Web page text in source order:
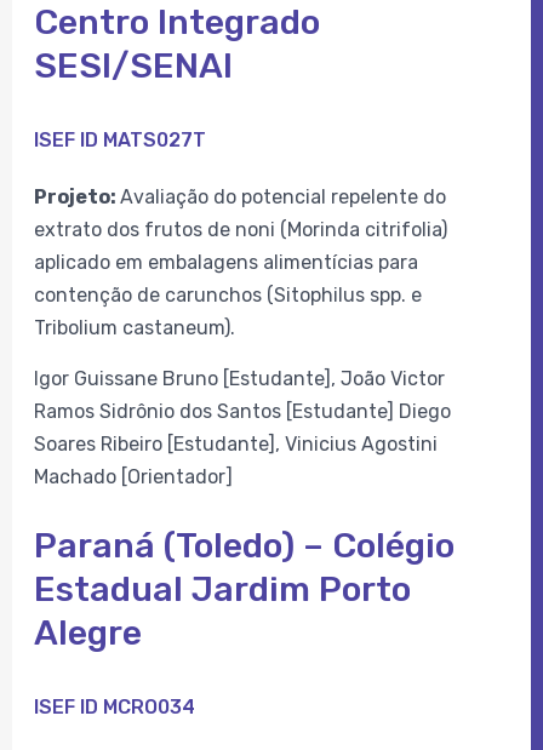
Centro Integrado
SESI/SENAI
ISEF ID MATS027T
Projeto: Avaliação do potencial repelente do
extrato dos frutos de noni (Morinda citrifolia)
aplicado em embalagens alimentícias para
contenção de carunchos (Sitophilus spp. e
Tribolium castaneum).
Igor Guissane Bruno [Estudante], João Victor
Ramos Sidrônio dos Santos [Estudante] Diego
Soares Ribeiro [Estudante], Vinicius Agostini
Machado [Orientador]
Paraná (Toledo) – Colégio
Estadual Jardim Porto
Alegre
ISEF ID MCRO034